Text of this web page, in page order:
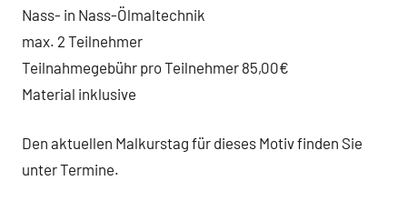
Nass- in Nass-Ölmaltechnik
max. 2 Teilnehmer
Teilnahmegebühr pro Teilnehmer 85,00€
Material inklusive
Den aktuellen Malkurstag für dieses Motiv finden Sie
unter Termine.